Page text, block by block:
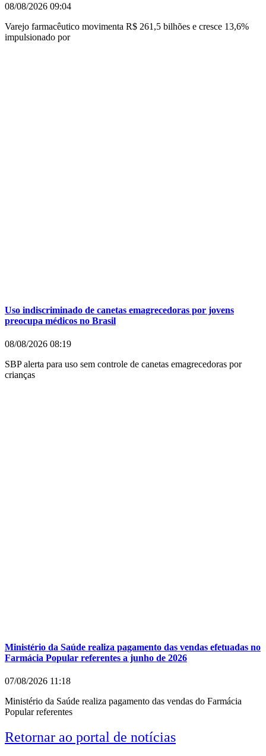
08/08/2026 09:04
Varejo farmacêutico movimenta R$ 261,5 bilhões e cresce 13,6%
impulsionado por
Uso indiscriminado de canetas emagrecedoras por jovens
preocupa médicos no Brasil
08/08/2026 08:19
SBP alerta para uso sem controle de canetas emagrecedoras por
crianças
Ministério da Saúde realiza pagamento das vendas efetuadas no
Farmácia Popular referentes a junho de 2026
07/08/2026 11:18
Ministério da Saúde realiza pagamento das vendas do Farmácia
Popular referentes
Retornar ao portal de notícias